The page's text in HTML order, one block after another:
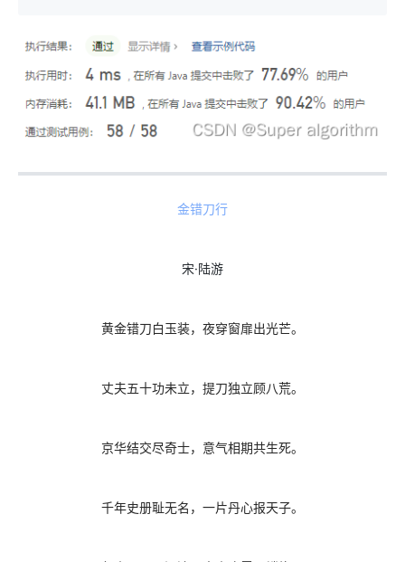
金错刀行
宋·陆游
黄金错刀白玉装，夜穿窗扉出光芒。
丈夫五十功未立，提刀独立顾八荒。
京华结交尽奇士，意气相期共生死。
千年史册耻无名，一片丹心报天子。